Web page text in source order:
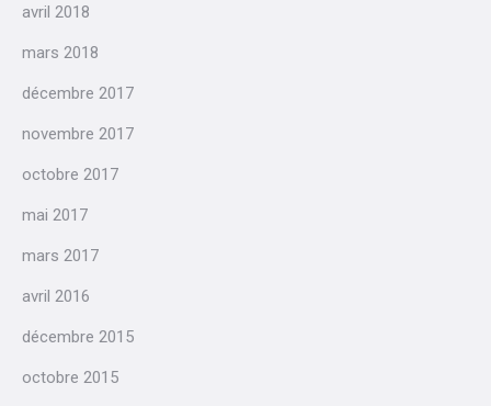
avril 2018
mars 2018
décembre 2017
novembre 2017
octobre 2017
mai 2017
mars 2017
avril 2016
décembre 2015
octobre 2015